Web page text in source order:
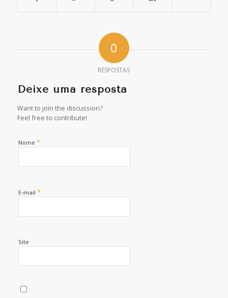
0
RESPOSTAS
Deixe uma resposta
Want to join the discussion?
Feel free to contribute!
Nome *
E-mail *
Site